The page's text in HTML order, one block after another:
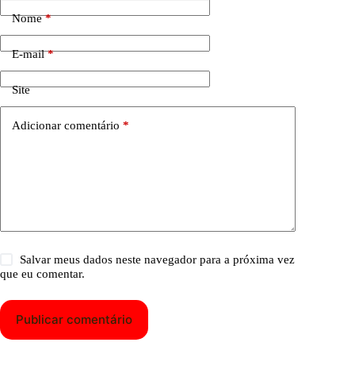
Nome*
E-mail*
Site
Adicionar comentário *
Salvar meus dados neste navegador para a próxima vez
que eu comentar.
Publicar comentário